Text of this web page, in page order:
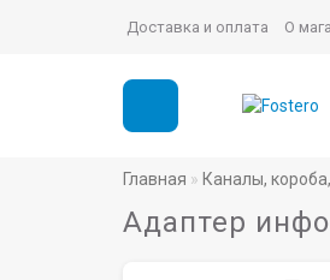
Доставка и оплата О
Главная Каналы,
Адаптер